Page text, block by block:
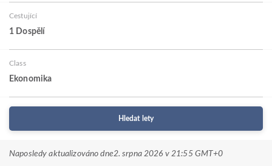
Cestující
1 Dospělí
Class
Ekonomika
Hledat lety
Naposledy aktualizováno dne2. srpna 2026 v 21:55 GMT+0